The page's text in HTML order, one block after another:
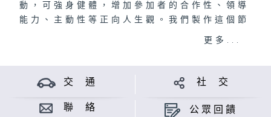
動，可強身健體，增加參加者的合作性、領導
能力、主動性等正向人生觀。我們製作這個節
目，介紹13種近年流行的新興運動，吸引年
馮博文製作
意見
更多...
交 通 社 交
聯 絡 公眾回饋